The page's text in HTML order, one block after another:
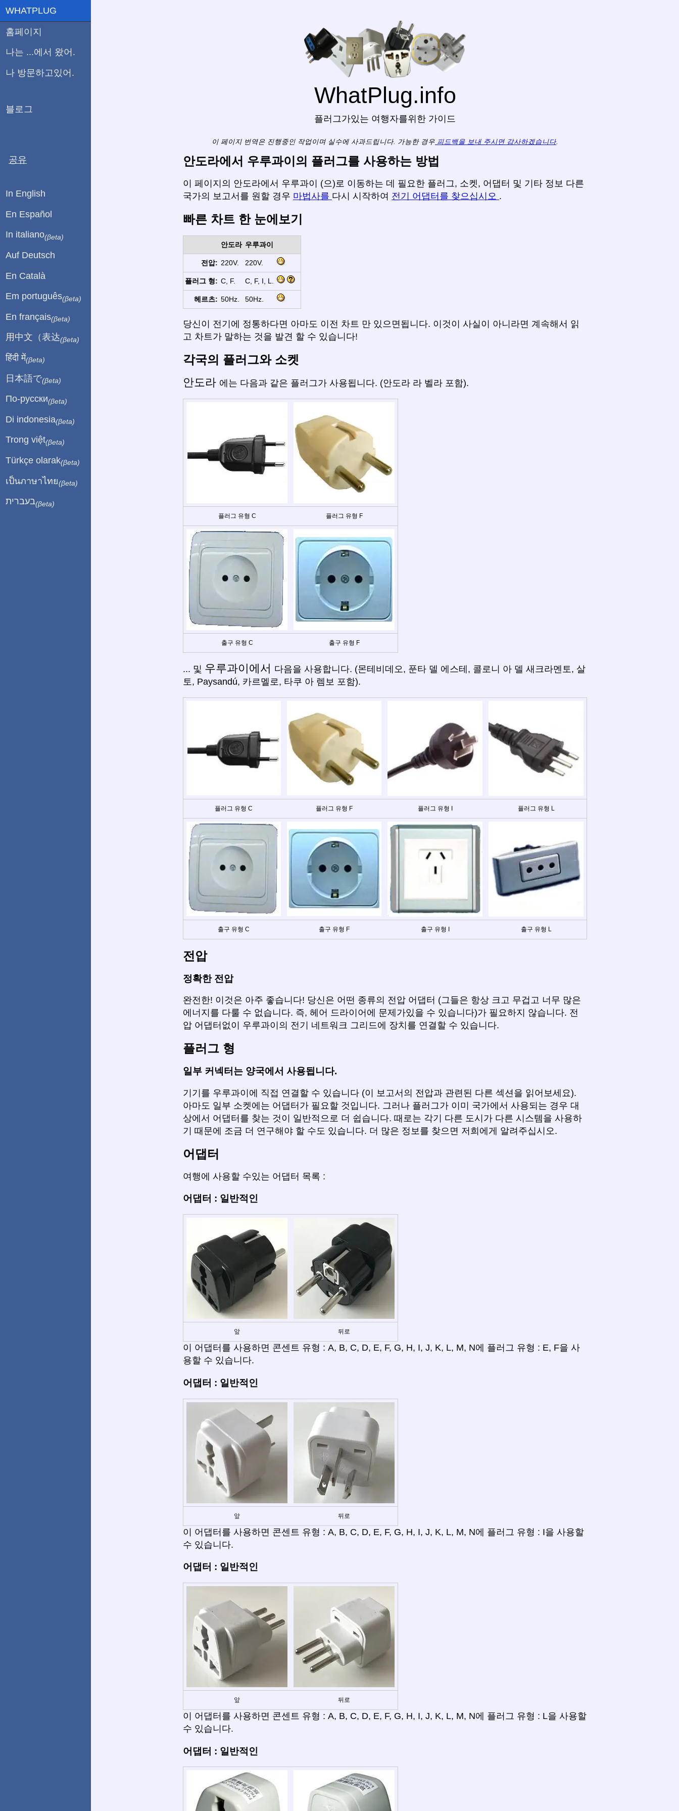
WhatPlug.info
플러그가있는 여행자를위한 가이드
이 페이지 번역은 진행중인 작업이며 실수에 사과드립니다. 가능한 경우 피드백을 보내 주시면 감사하겠습니다.
안도라에서 우루과이의 플러그를 사용하는 방법
이 페이지의 안도라에서 우루과이 (으)로 이동하는 데 필요한 플러그, 소켓, 어댑터 및 기타 정보 다른
국가의 보고서를 원할 경우 마법사를 다시 시작하여 전기 어댑터를 찾으십시오 .
빠른 차트 한 눈에보기
안도라 우루과이
전압: 220V. 220V.
플러그 형: C, F. C, F, I, L.
헤르츠: 50Hz. 50Hz.
당신이 전기에 정통하다면 아마도 이전 차트 만 있으면됩니다. 이것이 사실이 아니라면 계속해서 읽
고 차트가 말하는 것을 발견 할 수 있습니다!
각국의 플러그와 소켓
안도라 에는 다음과 같은 플러그가 사용됩니다. (안도라 라 벨라 포함).
플러그 유형 C 플러그 유형 F
출구 유형 C 출구 유형 F
... 및 우루과이에서 다음을 사용합니다. (몬테비데오, 푼타 델 에스테, 콜로니 아 델 새크라멘토, 살
토, Paysandú, 카르멜로, 타쿠 아 렘보 포함).
플러그 유형 C 플러그 유형 F 플러그 유형 I 플러그 유형 L
출구 유형 C 출구 유형 F 출구 유형 I 출구 유형 L
전압
정확한 전압
완전한! 이것은 아주 좋습니다! 당신은 어떤 종류의 전압 어댑터 (그들은 항상 크고 무겁고 너무 많은
에너지를 다룰 수 없습니다. 즉, 헤어 드라이어에 문제가있을 수 있습니다)가 필요하지 않습니다. 전
압 어댑터없이 우루과이의 전기 네트워크 그리드에 장치를 연결할 수 있습니다.
플러그 형
일부 커넥터는 양국에서 사용됩니다.
기기를 우루과이에 직접 연결할 수 있습니다 (이 보고서의 전압과 관련된 다른 섹션을 읽어보세요).
아마도 일부 소켓에는 어댑터가 필요할 것입니다. 그러나 플러그가 이미 국가에서 사용되는 경우 대
상에서 어댑터를 찾는 것이 일반적으로 더 쉽습니다. 때로는 각기 다른 도시가 다른 시스템을 사용하
기 때문에 조금 더 연구해야 할 수도 있습니다. 더 많은 정보를 찾으면 저희에게 알려주십시오.
어댑터
여행에 사용할 수있는 어댑터 목록 :
어댑터 : 일반적인
앞 뒤로
이 어댑터를 사용하면 콘센트 유형 : A, B, C, D, E, F, G, H, I, J, K, L, M, N에 플러그 유형 : E, F을 사
용할 수 있습니다.
어댑터 : 일반적인
앞 뒤로
이 어댑터를 사용하면 콘센트 유형 : A, B, C, D, E, F, G, H, I, J, K, L, M, N에 플러그 유형 : I을 사용할
수 있습니다.
어댑터 : 일반적인
앞 뒤로
이 어댑터를 사용하면 콘센트 유형 : A, B, C, D, E, F, G, H, I, J, K, L, M, N에 플러그 유형 : L을 사용할
수 있습니다.
어댑터 : 일반적인
WHATPLUG
홈페이지
나는 ...에서 왔어.
나 방문하고있어.
블로그
공유
In English
En Español
In italiano(βeta)
Auf Deutsch
En Català
Em português(βeta)
En français(βeta)
用中文（表达(βeta)
हिंदी में(βeta)
日本語で(βeta)
По-русски(βeta)
Di indonesia(βeta)
Trong việt(βeta)
Türkçe olarak(βeta)
เป็นภาษาไทย(βeta)
בעברית(βeta)